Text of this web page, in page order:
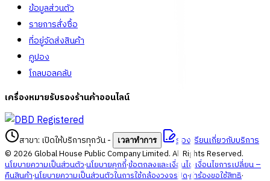
ข้อมูลส่วนตัว
รายการสั่งซื้อ
ที่อยู่จัดส่งสินค้า
คูปอง
โกลบอลคลับ
เครื่องหมายรับรองร้านค้าออนไลน์
สาขา: เปิดให้บริการทุกวัน- เวลาทำการ ร้องเรียนเกี่ยวกับบริการ
© 2026Global House Public Company Limited. All Rights Reserved.
นโยบายความเป็นส่วนตัว·นโยบายคุกกี้·ข้อตกลงและเงื่อนไข·เงื่อนไขการเปลี่ยน –
คืนสินค้า·นโยบายความเป็นส่วนตัวในการใช้กล้องวงจรปิด·คำร้องขอใช้สิทธิ·